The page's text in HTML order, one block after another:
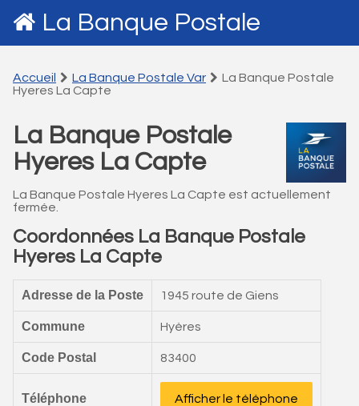
La Banque Postale
Accueil La Banque Postale Var
La Banque Postale
Hyeres La Capte
La Banque Postale
Hyeres La Capte
La Banque Postale Hyeres La Capte est actuellement
fermée.
Coordonnées La Banque Postale
Hyeres La Capte
Adresse de la Poste 1945 route de Giens
Commune Hyères
Code Postal 83400
Téléphone Afficher le téléphone